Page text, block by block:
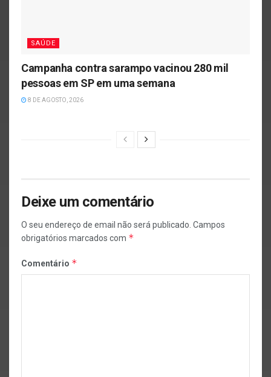
SAÚDE
Campanha contra sarampo vacinou 280 mil
pessoas em SP em uma semana
8 DE AGOSTO, 2026
Deixe um comentário
O seu endereço de email não será publicado. Campos
obrigatórios marcados com *
Comentário *